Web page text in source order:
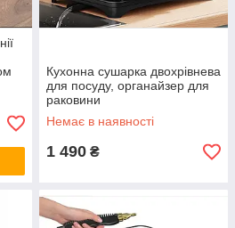
Кухонна сушарка двохрівнева
для посуду, органайзер для
раковини
Немає в наявності
1 490 ₴